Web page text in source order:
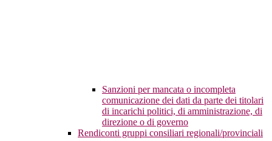
Sanzioni per mancata o incompleta
comunicazione dei dati da parte dei titolari
di incarichi politici, di amministrazione, di
direzione o di governo
Rendiconti gruppi consiliari regionali/provinciali